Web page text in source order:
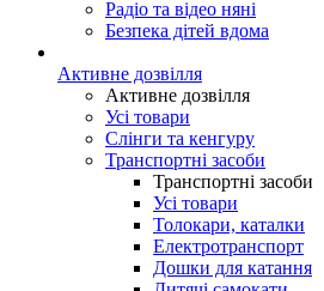
Радіо та відео няні
Безпека дітей вдома
Активне дозвілля
Активне дозвілля
Усі товари
Слінги та кенгуру
Транспортні засоби
Транспортні засоби
Усі товари
Толокари, каталки
Електротранспорт
Дошки для катання